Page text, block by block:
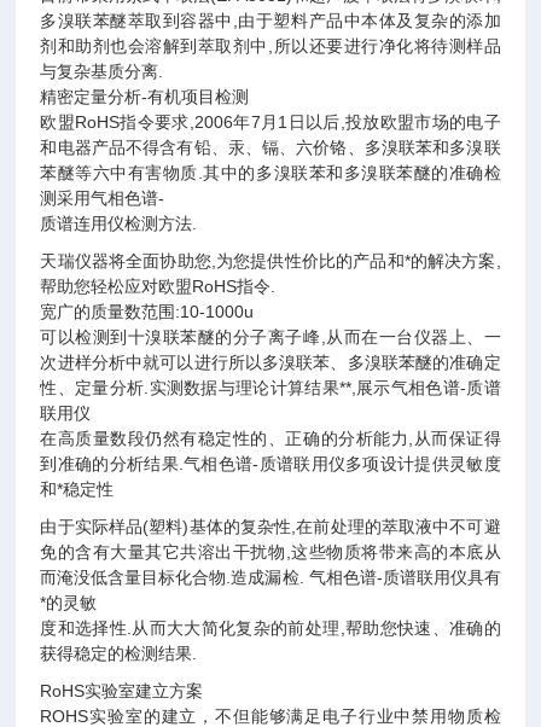
多溴联苯醚萃取到容器中 由于塑料产品中本体及复杂的添加
剂和助剂也会溶解到萃取剂中 所以还要进行净化将待测样品
与复杂基质分离
精密定量分析-有机项目检测
欧盟RoHS指令要求 ,2006年7 月 1 日以后 投放欧盟市场的电子
和电器产品不得含有铅、汞、镉、六价铬、多溴联苯和多溴联
苯醚等六中有害物质 其中的多溴联苯和多溴联苯醚的准确检
测采用气相色谱-
质谱连用仪检测方法
天瑞仪器将全面协助您 为您提供性价比的产品和*的解决方案
帮助您轻松应对欧盟RoHS指令
宽广的质量数范围:10-1000u
可以检测到十溴联苯醚的分子离子峰 从而在一台仪器上、一
次进样分析中就可以进行所以多溴联苯、多溴联苯醚的准确定
性、定量分析 实测数据与理论计算结果**, 展示气相色谱-质谱
联用仪
在高质量数段仍然有稳定性的、正确的分析能力 从而保证得
到准确的分析结果. 气相色谱- 质谱联用仪多项设计提供灵敏度
和*稳定性
由于实际样品(塑料)基体的复杂性 ,在前处理的萃取液中不可避
免的含有大量其它共溶出干扰物 这些物质将带来高的本底从
而淹没低含量目标化合物 .造成漏检 气相色谱-质谱联用仪具有
*的灵敏
度和选择性 从而大大简化复杂的前处理 帮助您快速、准确的
获得稳定的检测结果
RoHS实验室建立方案
ROHS实验室的建立，不但能够满足电子行业中禁用物质检